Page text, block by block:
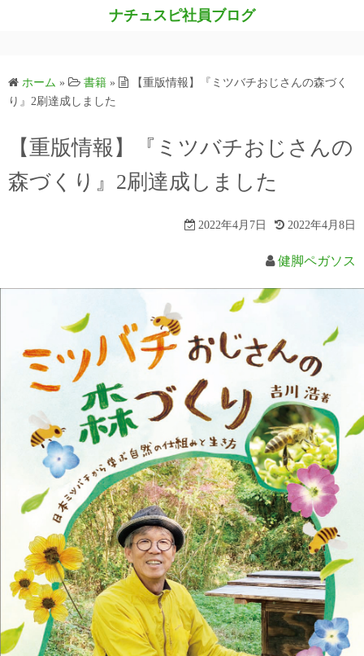
ツ
ッ
ナチュスピ社員ブログ
ホーム » 書籍 »
【重版情報】『ミツバチおじさんの森づく
り』2刷達成しました
【重版情報】『ミツバチおじさんの
森づくり』2刷達成しました
2022年4月7日 2022年4月8日
健脚ペガソス